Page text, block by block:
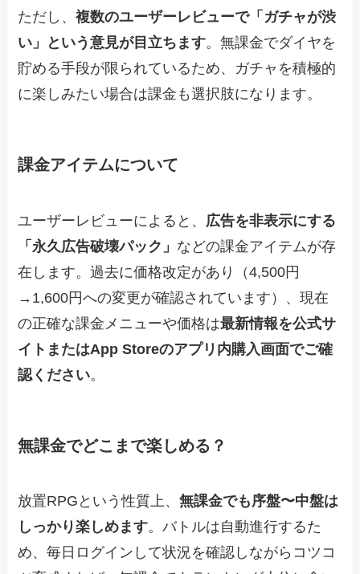
ただし、複数のユーザーレビューで「ガチャが渋
い」という意見が目立ちます。無課金でダイヤを
貯める手段が限られているため、ガチャを積極的
に楽しみたい場合は課金も選択肢になります。
課金アイテムについて
ユーザーレビューによると、 広告を非表示にする
「永久広告破壊パック」 などの課金アイテムが存
在します。過去に価格改定があり（4,500円
→1,600円への変更が確認されています）、現在
の正確な課金メニューや価格は最新情報を公式サ
イトまたはApp Storeのアプリ内購入画面でご確
認ください。
無課金でどこまで楽しめる？
放置RPGという性質上、無課金でも序盤〜中盤は
しっかり楽しめます。バトルは自動進行するた
め、毎日ログインして状況を確認しながらコツコ